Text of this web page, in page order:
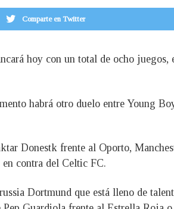
Comparte en Twitter
hoy con un total de ocho juegos,
habrá otro duelo entre Young
Donestk frente al Oporto,
contra del Celtic FC.
Dortmund que está lleno de